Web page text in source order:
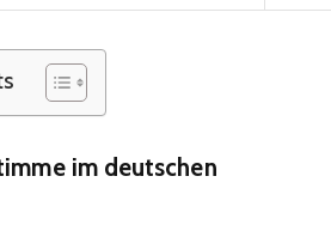
im deutschen